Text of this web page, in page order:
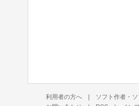
利用者の方へ | ソフト作者・